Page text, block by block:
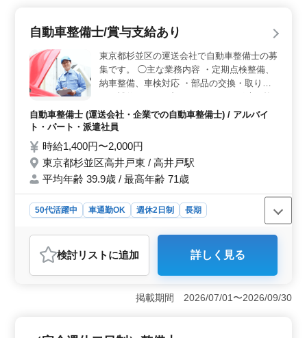
収は400万円から520万円。また、通勤手当の支給があ
自動車整備士/賞与支給あり
東京都杉並区の運送会社で自動車整備士の募
集です。 ◯主な業務内容 ・定期点検整備、
納車整備、車検対応 ・部品の交換・取り付
け・補修 ・トラブルシューティング時の整
備業務全般 ・お客さんの見積もり対応 ・カ
ーナビ・ETCの設置 等 車種は主に乗用車と
も活躍中です。 ベテランメカニックとして
培ってきた技術を、存分に活かせる職場で
す！
自動車整備士 (運送会社・企業での自動車整備士) / アルバイ
ト・パート・派遣社員
時給1,400円〜2,000円
東京都杉並区高井戸東 / 高井戸駅
平均年齢 39.9歳 / 最高年齢 71歳
50代活躍中 車通勤OK 週休2日制
長期
自動車整備士
おすすめポイント
＜柔軟な勤務体系と高時給＞ 時給1,400円〜2,000円と
高い給与設定が魅力です。週3〜5日のシフト制で、ライ
フスタイルに合わせた働き方が可能です。アルバイト・
検討リスト に追加 詳しく見る
掲載期間 2026/07/01〜2026/09/30